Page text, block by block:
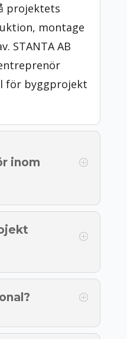
projektets
montage
STANTA AB
för byggprojekt
inom